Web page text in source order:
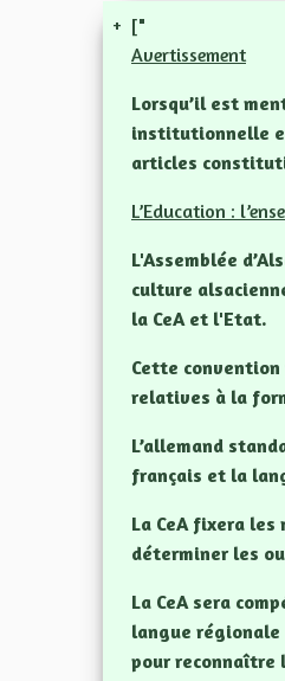
+ ["
Avertissement
Lorsqu’il est
institutionnelle
articles
L’Education :
L'Assemblée
culture
la CeA et l'Etat.
Cette
relatives à la
L’allemand
français et la
La CeA fixera
déterminer les
La CeA sera
langue
pour reconnaître